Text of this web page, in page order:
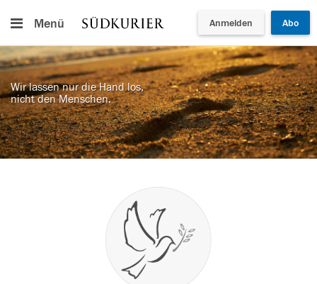
Menü Anmelden Abo
Wir lassen nur die Hand los,
nicht den Menschen.